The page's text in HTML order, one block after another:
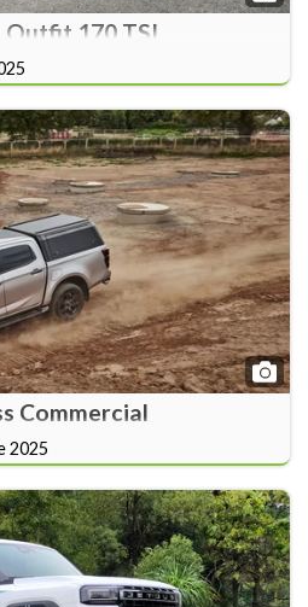
Outfit 170 TSI
Commercial
2025